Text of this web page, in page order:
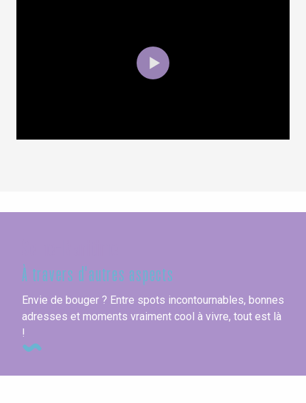
À travers d'autres aspects
Envie de bouger ? Entre spots incontournables, bonnes
adresses et moments vraiment cool à vivre, tout est là
!